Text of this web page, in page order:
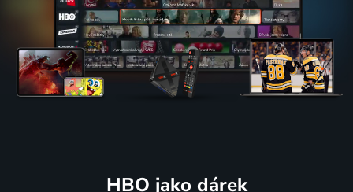
HBO jako dárek